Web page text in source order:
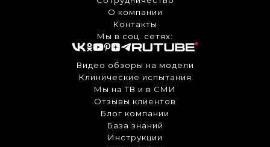
О компании
Контакты
Мы в соц. сетях:
Видео обзоры на модели
Клинические испытания
Мы на ТВ и в СМИ
Отзывы клиентов
Блог компании
База знаний
Инструкции